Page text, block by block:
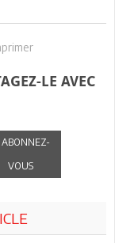
LE AVEC
VOUS